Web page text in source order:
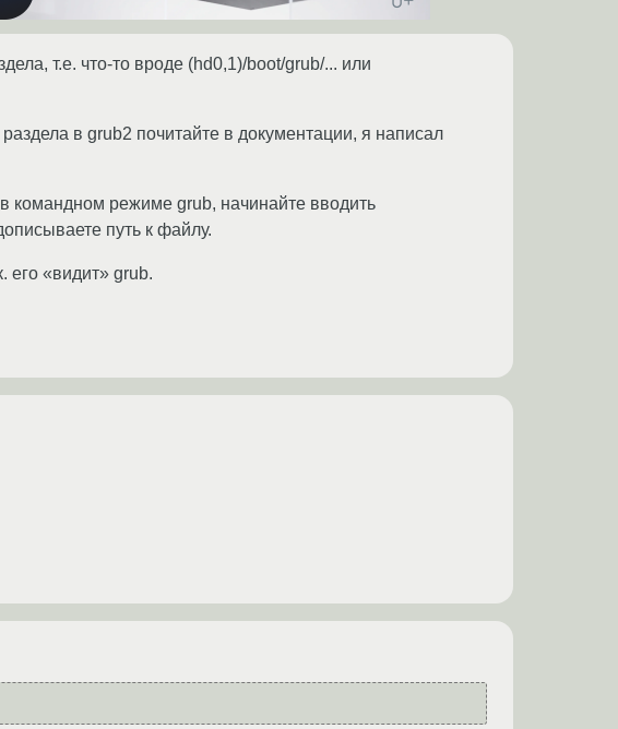
т.е. что-то вроде (hd0,1)/boot/grub/... или
в grub2 почитайте в документации, я написал
командном режиме grub, начинайте вводить
путь к файлу.
его «видит» grub.